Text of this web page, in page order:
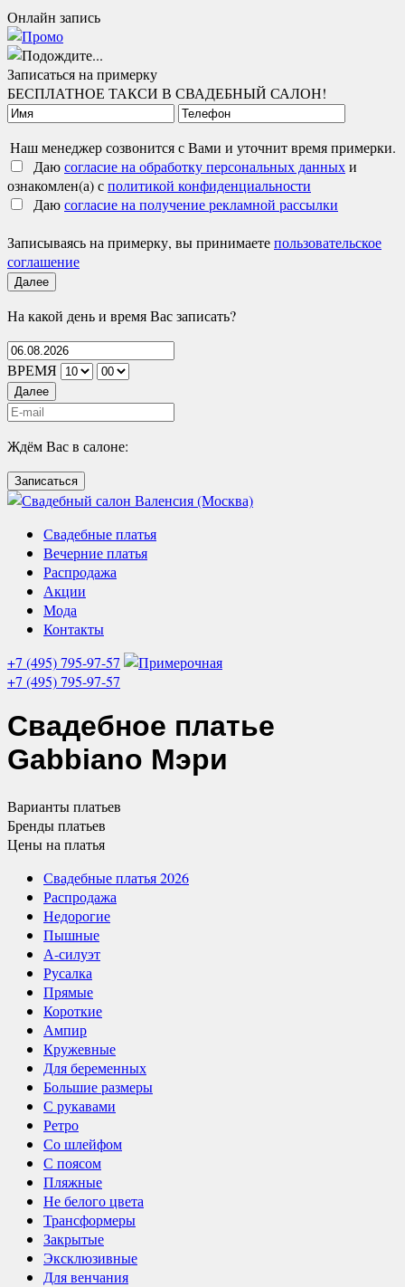
Онлайн запись
Записаться на примерку
БЕСПЛАТНОЕ ТАКСИ В СВАДЕБНЫЙ САЛОН!
Наш менеджер созвонится с Вами и уточнит время примерки.
Даюсогласие на обработку персональных данныхи
ознакомлен(а) сполитикой конфиденциальности
Даюсогласие на получение рекламной рассылки
Записываясь на примерку, вы принимаетепользовательское
соглашение
Далее
На какой день и время Вас записать?
ВРЕМЯ
Далее
Ждём Вас в салоне:
Записаться
Свадебные платья
Вечерние платья
Распродажа
Акции
Мода
Контакты
+7 (495) 795-97-57
+7 (495) 795-97-57
Свадебное платье
Gabbiano Мэри
Вариантыплатьев
Брендыплатьев
Ценына платья
Свадебные платья 2026
Распродажа
Недорогие
Пышные
А-силуэт
Русалка
Прямые
Короткие
Ампир
Кружевные
Для беременных
Большие размеры
С рукавами
Ретро
Со шлейфом
С поясом
Пляжные
Не белого цвета
Трансформеры
Закрытые
Эксклюзивные
Для венчания